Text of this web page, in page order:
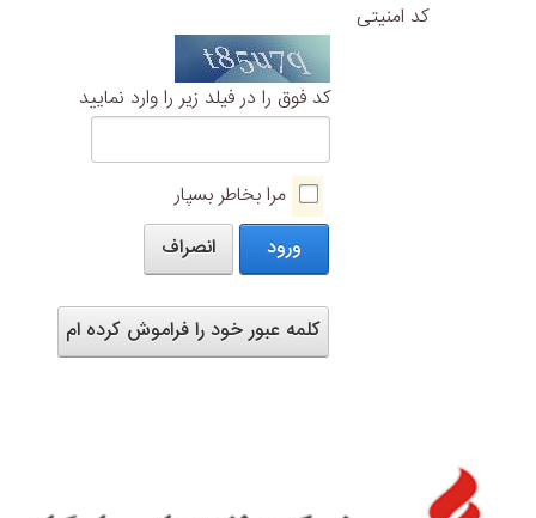
کد امنیتی
کد فوق را در فیلد زیر را وارد نمایید
مرا بخاطر بسپار
ورود
انصراف
کلمه عبور خود را فراموش کرده ام